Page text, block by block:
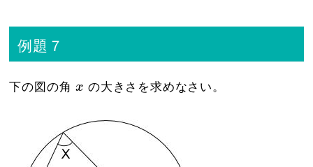
例題７
下の図の角x
x の大きさを求めなさい。